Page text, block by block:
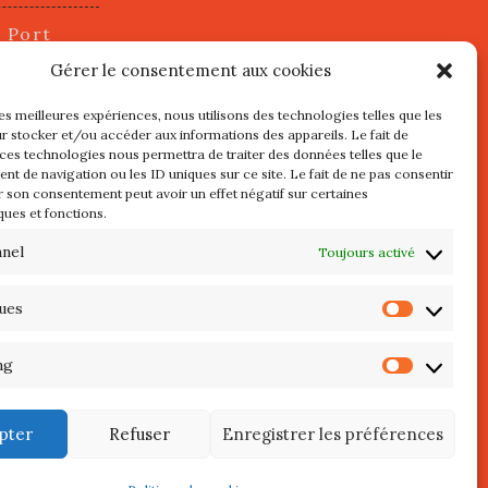
Gérer le consentement aux cookies
meilleures expériences, nous utilisons des technologies telles que les
stocker et/ou accéder aux informations des appareils. Le fait de
technologies nous permettra de traiter des données telles que le
de navigation ou les ID uniques sur ce site. Le fait de ne pas consentir
son consentement peut avoir un effet négatif sur certaines
et fonctions.
Toujours activé
Refuser Enregistrer les préférences
Port
juillet
3 Mai
de